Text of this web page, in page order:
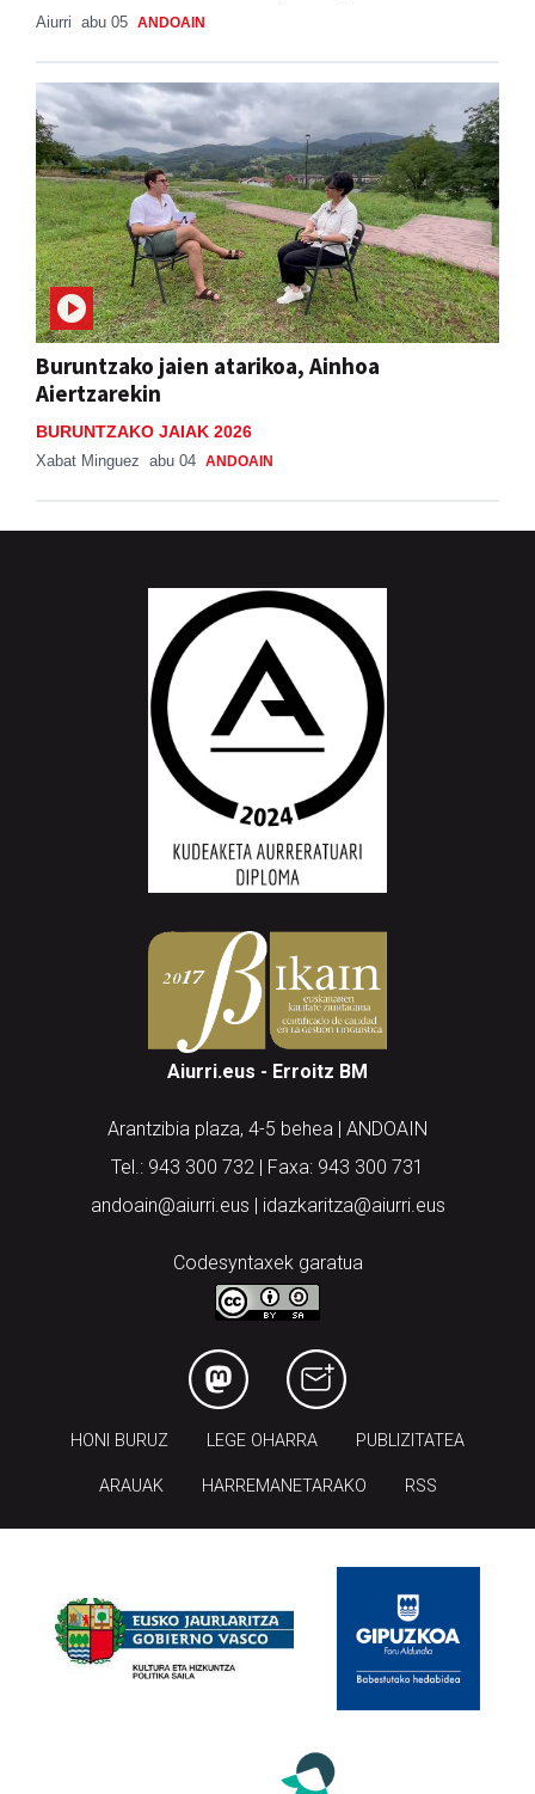
Aiurri abu 05 ANDOAIN
Buruntzako jaien atarikoa, Ainhoa
Aiertzarekin
BURUNTZAKO JAIAK 2026
Xabat Minguez abu 04 ANDOAIN
Aiurri.eus - Erroitz BM
Arantzibia plaza, 4-5 behea | ANDOAIN
Tel.: 943 300 732 | Faxa: 943 300 731
andoain@aiurri.eus | idazkaritza@aiurri.eus
Codesyntaxek garatua
HONI BURUZ LEGE OHARRA PUBLIZITATEA
ARAUAK HARREMANETARAKO RSS